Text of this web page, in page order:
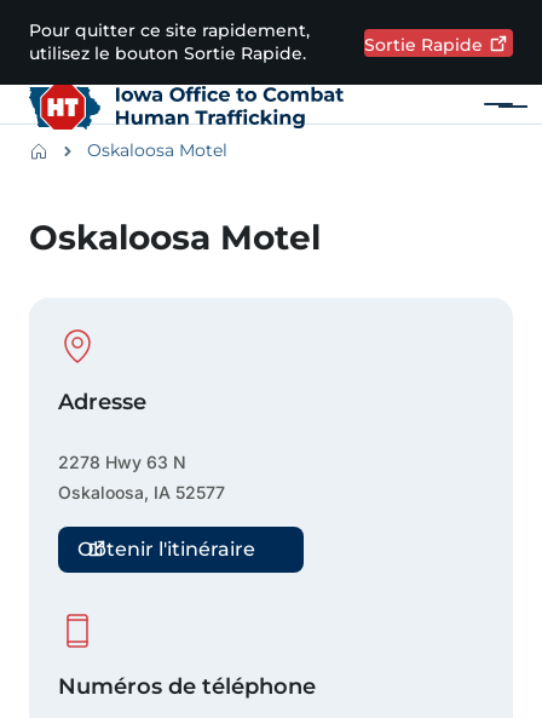
Passer au contenu principal
Pour quitter ce site rapidement,
utilisez le bouton Sortie Rapide.
Sortie Rapide
Menu
BreadcrumbsOskaloosa Motel
Oskaloosa Motel
Physical Location
Adresse
2278 Hwy 63 N
Oskaloosa, IA 52577
Obtenir l'itinéraire
Numéros de téléphone